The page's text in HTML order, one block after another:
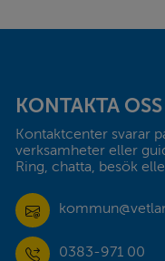
KONTAKTA OSS
Kontaktcenter svarar
verksamheter eller
Ring, chatta, besök
0383-971 00